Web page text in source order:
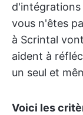
d'intégrations
vous n'êtes
à Scrintal
aident à
un seul et
Voici les